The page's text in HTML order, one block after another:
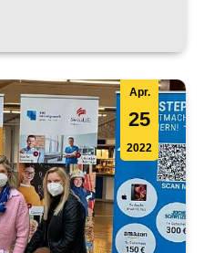
Apr.
25
2022